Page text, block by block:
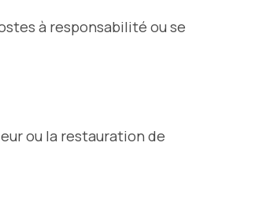
à responsabilité ou se
ou la restauration de